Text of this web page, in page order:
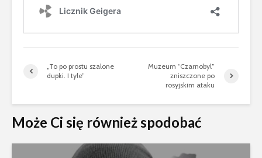
„To po prostu szalone
dupki. I tyle”
Muzeum “Czarnobyl”
zniszczone po
rosyjskim ataku
Może Ci się również spodobać